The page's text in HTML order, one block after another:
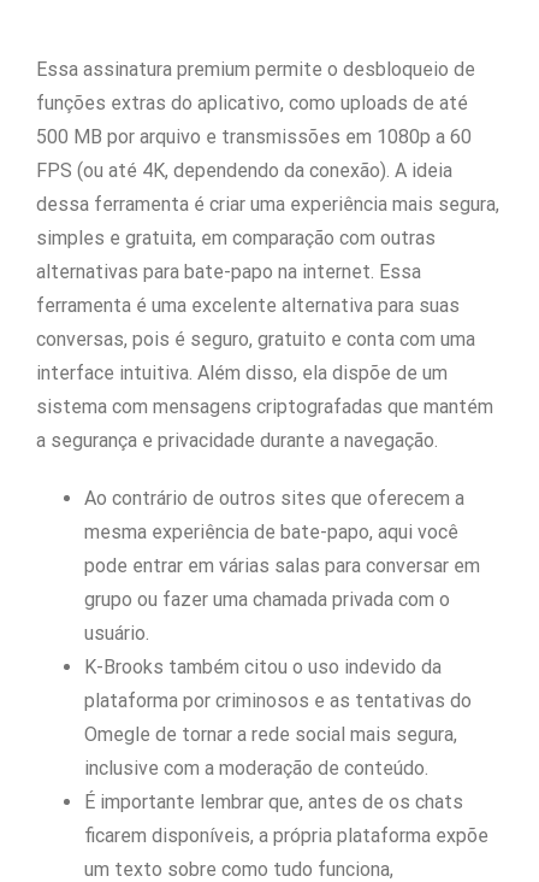
Essa assinatura premium permite o desbloqueio de
funções extras do aplicativo, como uploads de até
500 MB por arquivo e transmissões em 1080p a 60
FPS (ou até 4K, dependendo da conexão). A ideia
dessa ferramenta é criar uma experiência mais segura,
simples e gratuita, em comparação com outras
alternativas para bate-papo na internet. Essa
ferramenta é uma excelente alternativa para suas
conversas, pois é seguro, gratuito e conta com uma
interface intuitiva. Além disso, ela dispõe de um
sistema com mensagens criptografadas que mantém
a segurança e privacidade durante a navegação.
Ao contrário de outros sites que oferecem a
mesma experiência de bate-papo, aqui você
pode entrar em várias salas para conversar em
grupo ou fazer uma chamada privada com o
usuário.
K-Brooks também citou o uso indevido da
plataforma por criminosos e as tentativas do
Omegle de tornar a rede social mais segura,
inclusive com a moderação de conteúdo.
É importante lembrar que, antes de os chats
ficarem disponíveis, a própria plataforma expõe
um texto sobre como tudo funciona,